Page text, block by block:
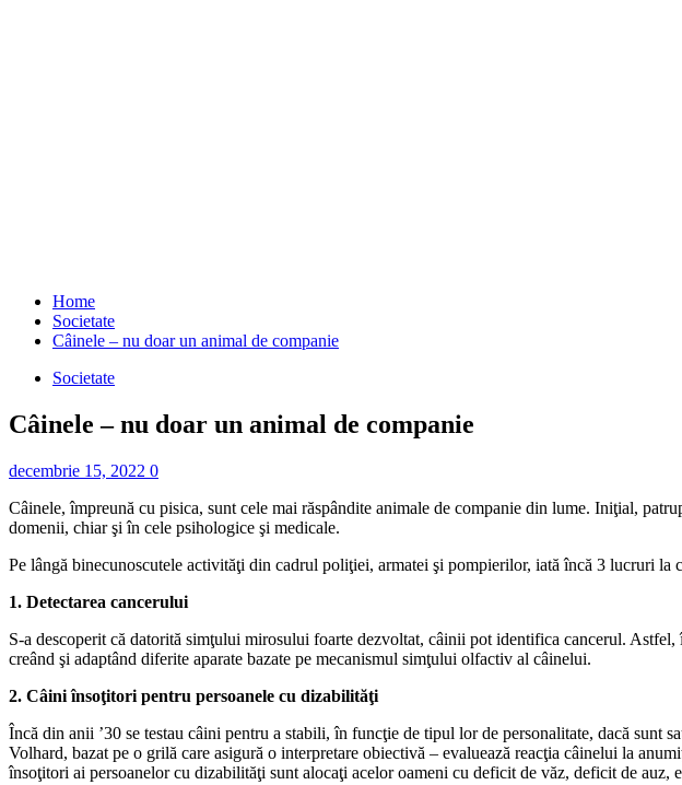
Home
Societate
Câinele – nu doar un animal de companie
Societate
Câinele – nu doar un animal de companie
decembrie 15, 2022 0
Câinele, împreună cu pisica, sunt cele mai răspândite animale de companie din lume. Iniţial,
domenii, chiar şi în cele psihologice şi medicale.
Pe lângă binecunoscutele activităţi din cadrul poliţiei, armatei şi pompierilor, iată încă 3 lucruri la
1. Detectarea cancerului
S-a descoperit că datorită simţului mirosului foarte dezvoltat, câinii pot identifica cancerul.
creând şi adaptând diferite aparate bazate pe mecanismul simţului olfactiv al câinelui.
2. Câini însoţitori pentru persoanele cu dizabilităţi
Încă din anii ’30 se testau câini pentru a stabili, în funcţie de tipul lor de personalitate, dacă sunt
Volhard, bazat pe o grilă care asigură o interpretare obiectivă – evaluează reacţia câinelui la
însoţitori ai persoanelor cu dizabilităţi sunt alocaţi acelor oameni cu deficit de văz, deficit de